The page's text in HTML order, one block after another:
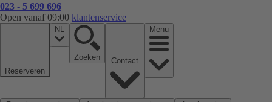
023 - 5 699 696
Open vanaf 09:00 klantenservice
Reserveren
NL
Zoeken
Menu